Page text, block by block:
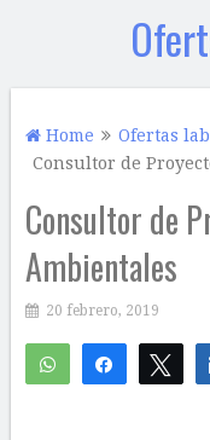
Home
Ofertas
Consultor de
Consultor de
Ambientales
20 febrero, 2019
WhatsAppCompartir